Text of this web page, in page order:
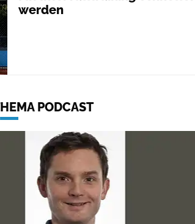
werden
PODCAST